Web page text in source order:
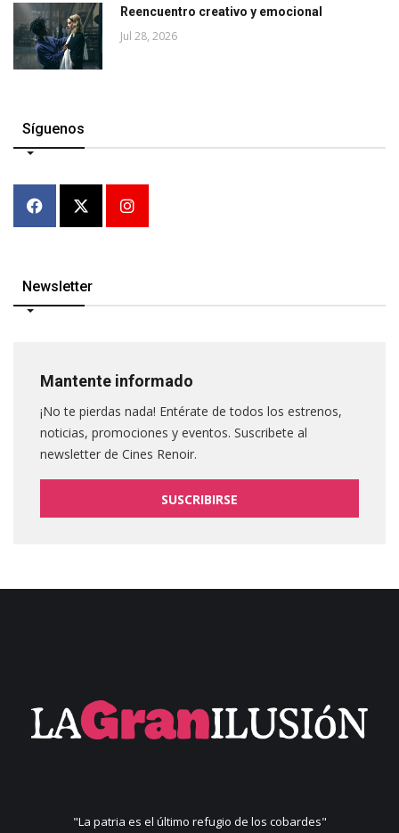
Reencuentro creativo y emocional
Jul 28, 2026
Síguenos
Newsletter
Mantente informado
¡No te pierdas nada! Entérate de todos los estrenos,
noticias, promociones y eventos. Suscribete al
newsletter de Cines Renoir.
SUSCRIBIRSE
"La patria es el último refugio de los cobardes"